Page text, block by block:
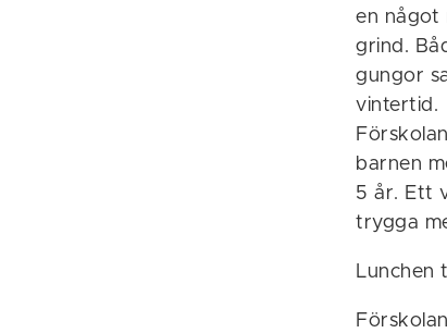
en något
grind.
gungor
vintertid.
barnen
5 år. Ett
trygga
Lunchen